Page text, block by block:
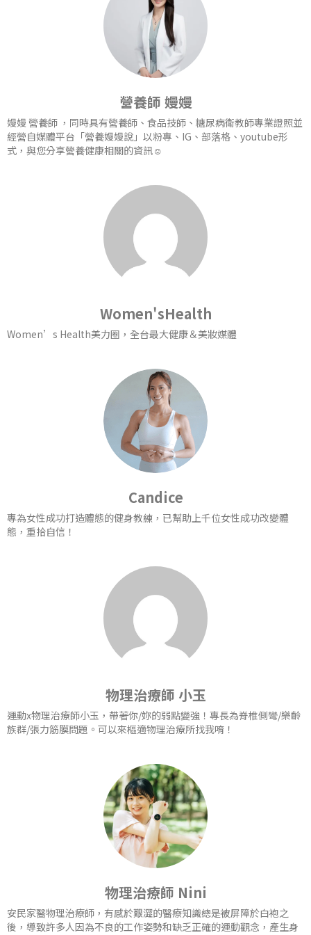
營養師 嫚嫚
嫚嫚 營養師 ，同時具有營養師、食品技師、糖尿病衛教師專業證照並
經營自媒體平台「營養嫚嫚說」以粉專、IG、部落格、youtube形
式，與您分享營養健康相關的資訊☺️
Women'sHealth
Women’s Health美力圈，全台最大健康＆美妝媒體
Candice
專為女性成功打造體態的健身教練，已幫助上千位女性成功改變體
態，重拾自信！
物理治療師 小玉
運動x物理治療師小玉，帶著你/妳的弱點變強！專長為脊椎側彎/樂齡
族群/張力筋膜問題。可以來樞適物理治療所找我唷！
物理治療師 Nini
安民家醫物理治療師，有感於艱澀的醫療知識總是被屏障於白袍之
後，導致許多人因為不良的工作姿勢和缺乏正確的運動觀念，產生身